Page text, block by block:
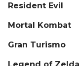
Resident Evil
Mortal Kombat
Gran Turismo